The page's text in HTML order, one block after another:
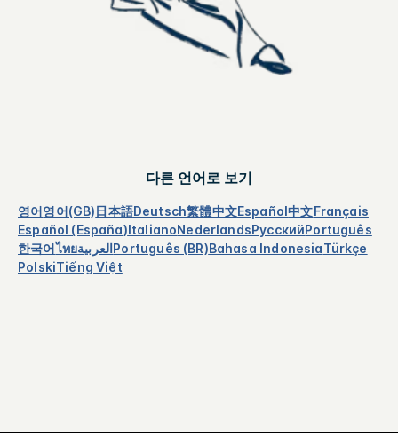
다른 언어로 보기
영어영어(GB)日本語Deutsch繁體中文Español中文Français
Español (España)ItalianoNederlandsРусскийPortuguês
한국어ไทยالعربيةPortuguês (BR)Bahasa IndonesiaTürkçe
PolskiTiếng Việt